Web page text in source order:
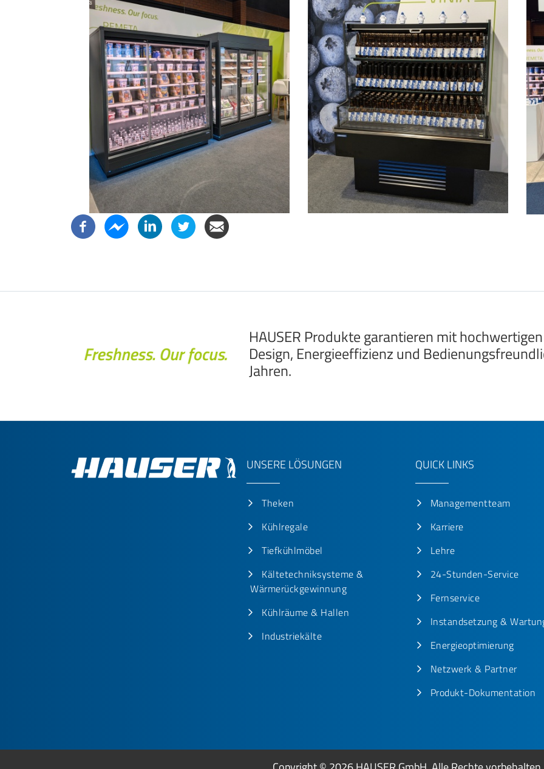
HAUSER Produkte garantieren mit
Design, Energieeffizienz und
Jahren.
UNSERE LÖSUNGEN
Theken
Kühlregale
Tiefkühlmöbel
Kältetechniksysteme &
Wärmerückgewinnung
Kühlräume & Hallen
Industriekälte
QUICK LINKS
Managementteam
Karriere
Lehre
24-Stunden-Service
Fernservice
Instandsetzung &
Energieoptimierung
Netzwerk & Partner
Produkt-Dokumentation